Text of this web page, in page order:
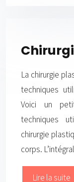
La chirurgie
techniques
Voici un
techniques
chirurgie
corps.
Lire la suite